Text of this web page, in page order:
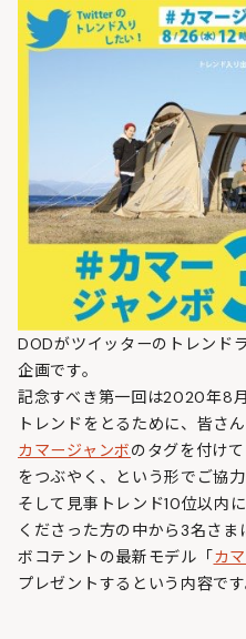
DODがツイッターのトレンド
企画です。
記念すべき第一回は2020年8
トレンドをとるために、皆さ
カマージャンボのタグを付け
をつぶやく、という形でご協
そして見事トレンド10位以内に
くださった方の中から3名さ
ボコテントの最新モデル「カ
プレゼントするという内容です